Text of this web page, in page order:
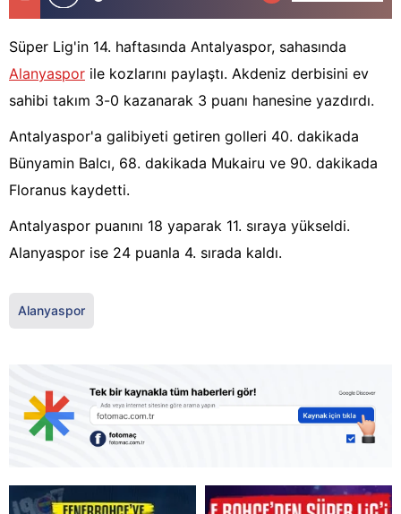
Süper Lig'in 14. haftasında Antalyaspor, sahasında
Alanyaspor ile kozlarını paylaştı. Akdeniz derbisini ev
sahibi takım 3-0 kazanarak 3 puanı hanesine yazdırdı.
Antalyaspor'a galibiyeti getiren golleri 40. dakikada
Bünyamin Balcı, 68. dakikada Mukairu ve 90. dakikada
Floranus kaydetti.
Antalyaspor puanını 18 yaparak 11. sıraya yükseldi.
Alanyaspor ise 24 puanla 4. sırada kaldı.
Alanyaspor